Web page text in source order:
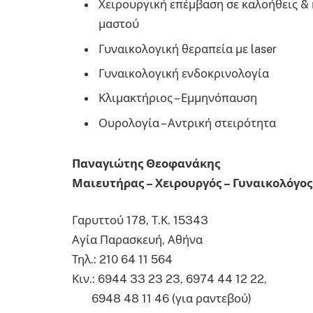
Χειρουργική επέμβαση σε καλοήθεις
μαστού
Γυναικολογική θεραπεία με laser
Γυναικολογική ενδοκρινολογία
Κλιμακτήριος – Εμμηνόπαυση
Ουρολογία – Αντρική στειρότητα
Παναγιώτης Θεοφανάκης
Μαιευτήρας – Χειρουργός – Γυναικολόγος
Γαρυττού 178, Τ.Κ. 15343
Αγία Παρασκευή, Αθήνα
Τηλ.: 210 64 11 564
Κιν.: 6944 33 23 23, 6974 44 12 22,
6948 48 11 46 (για ραντεβού)